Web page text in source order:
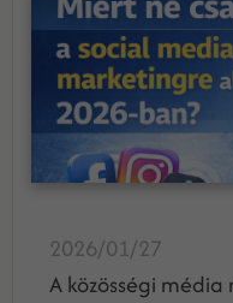
2026/01/27
A közösségi